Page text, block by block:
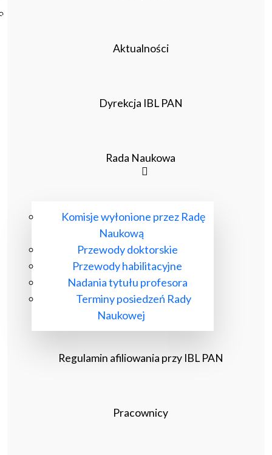
Aktualności
Dyrekcja IBL PAN
Rada Naukowa
Komisje wyłonione przez Radę
Naukową
Przewody doktorskie
Przewody habilitacyjne
Nadania tytułu profesora
Terminy posiedzeń Rady
Naukowej
Regulamin afiliowania przy IBL PAN
Pracownicy